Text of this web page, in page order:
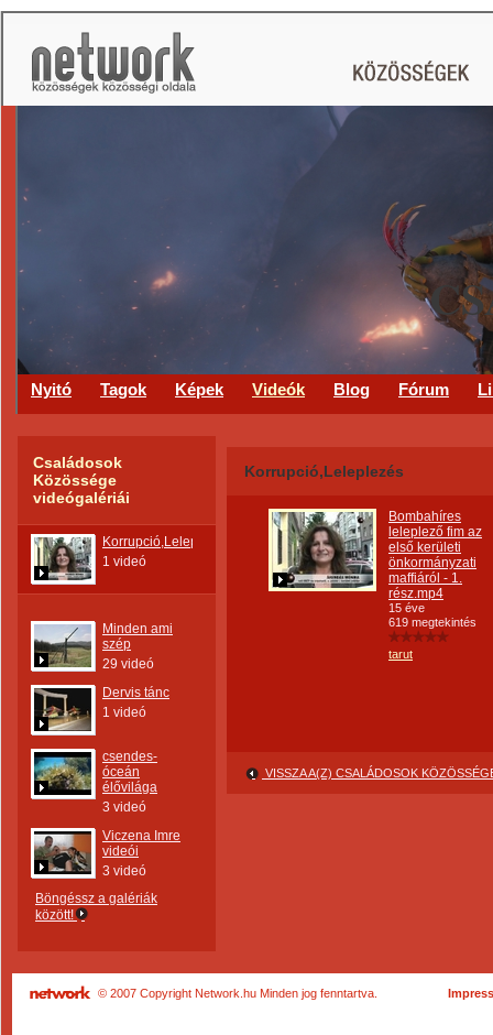
Nyitó Tagok Képek Videók Blog Fórum
Családosok
Közössége
videógalériái
Korrupció,Leleplezés
1 videó
Minden ami
szép
29 videó
Dervis tánc
1 videó
csendes-
óceán
élővilága
3 videó
Viczena Imre
videói
3 videó
Böngéssz a galériák
között!
Korrupció,Leleplezés
Bombahíres
leleplező fim az
első kerületi
önkormányzati
maffiáról - 1.
rész.mp4
15 éve
619 megtekintés
tarut
VISSZA A(Z) CSALÁDOSOK
© 2007 Copyright Network.hu Minden jog fenntartva.